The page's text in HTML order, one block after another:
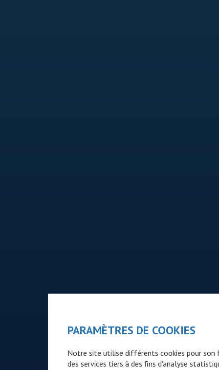
PARAMÈTRES DE COOKIES
Notre site utilise différents cookies pour son
des services tiers à des fins d'analyse